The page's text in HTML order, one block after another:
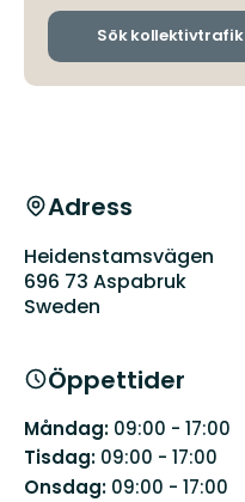
Sök kollektivtrafik
Adress
Heidenstamsvägen
696 73 Aspabruk
Sweden
Öppettider
Måndag: 09:00 - 17:00
Tisdag: 09:00 - 17:00
Onsdag: 09:00 - 17:00